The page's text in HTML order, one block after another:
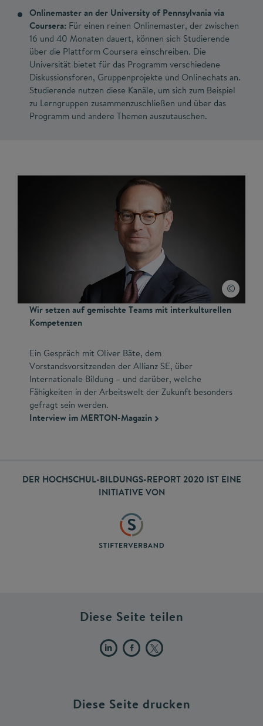
Onlinemaster an der University of Pennsylvania via
Coursera: Für einen reinen Onlinemaster, der zwischen
16 und 40 Monaten dauert, können sich Studierende
über die Plattform Coursera einschreiben. Die
Universität bietet für das Programm verschiedene
Diskussionsforen, Gruppenprojekte und Onlinechats an.
Studierende nutzen diese Kanäle, um sich zum Beispiel
zu Lerngruppen zusammenzuschließen und über das
Programm und andere Themen auszutauschen.
Wir setzen auf gemischte Teams mit interkulturellen
Kompetenzen
Ein Gespräch mit Oliver Bäte, dem
Vorstandsvorsitzenden der Allianz SE, über
Internationale Bildung – und darüber, welche
Fähigkeiten in der Arbeitswelt der Zukunft besonders
gefragt sein werden.
​Interview im MERTON-Magazin
DER HOCHSCHUL-BILDUNGS-REPORT 2020 IST EINE
INITIATIVE VON
Diese Seite teilen
Diese Seite drucken